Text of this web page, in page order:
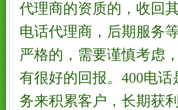
代理商的资质的，收回
电话代理商，后期服务
严格的，需要谨慎考虑
有很好的回报。400电
务来积累客户，长期获